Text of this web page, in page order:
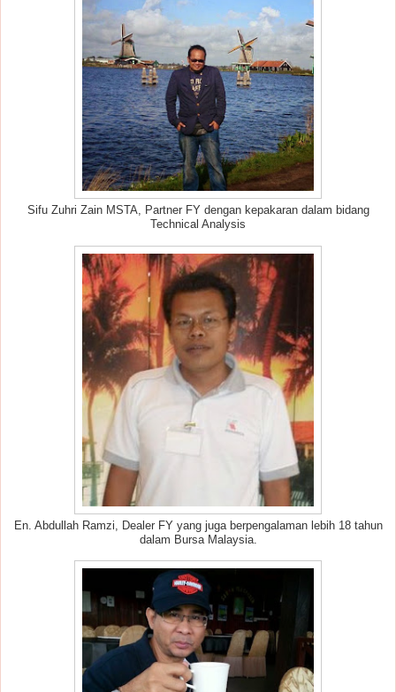
Sifu Zuhri Zain MSTA, Partner FY dengan kepakaran dalam bidang
Technical Analysis
En. Abdullah Ramzi, Dealer FY yang juga berpengalaman lebih 18 tahun
dalam Bursa Malaysia.